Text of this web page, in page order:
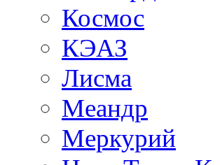
Космос
КЭАЗ
Лисма
Меандр
Меркурий